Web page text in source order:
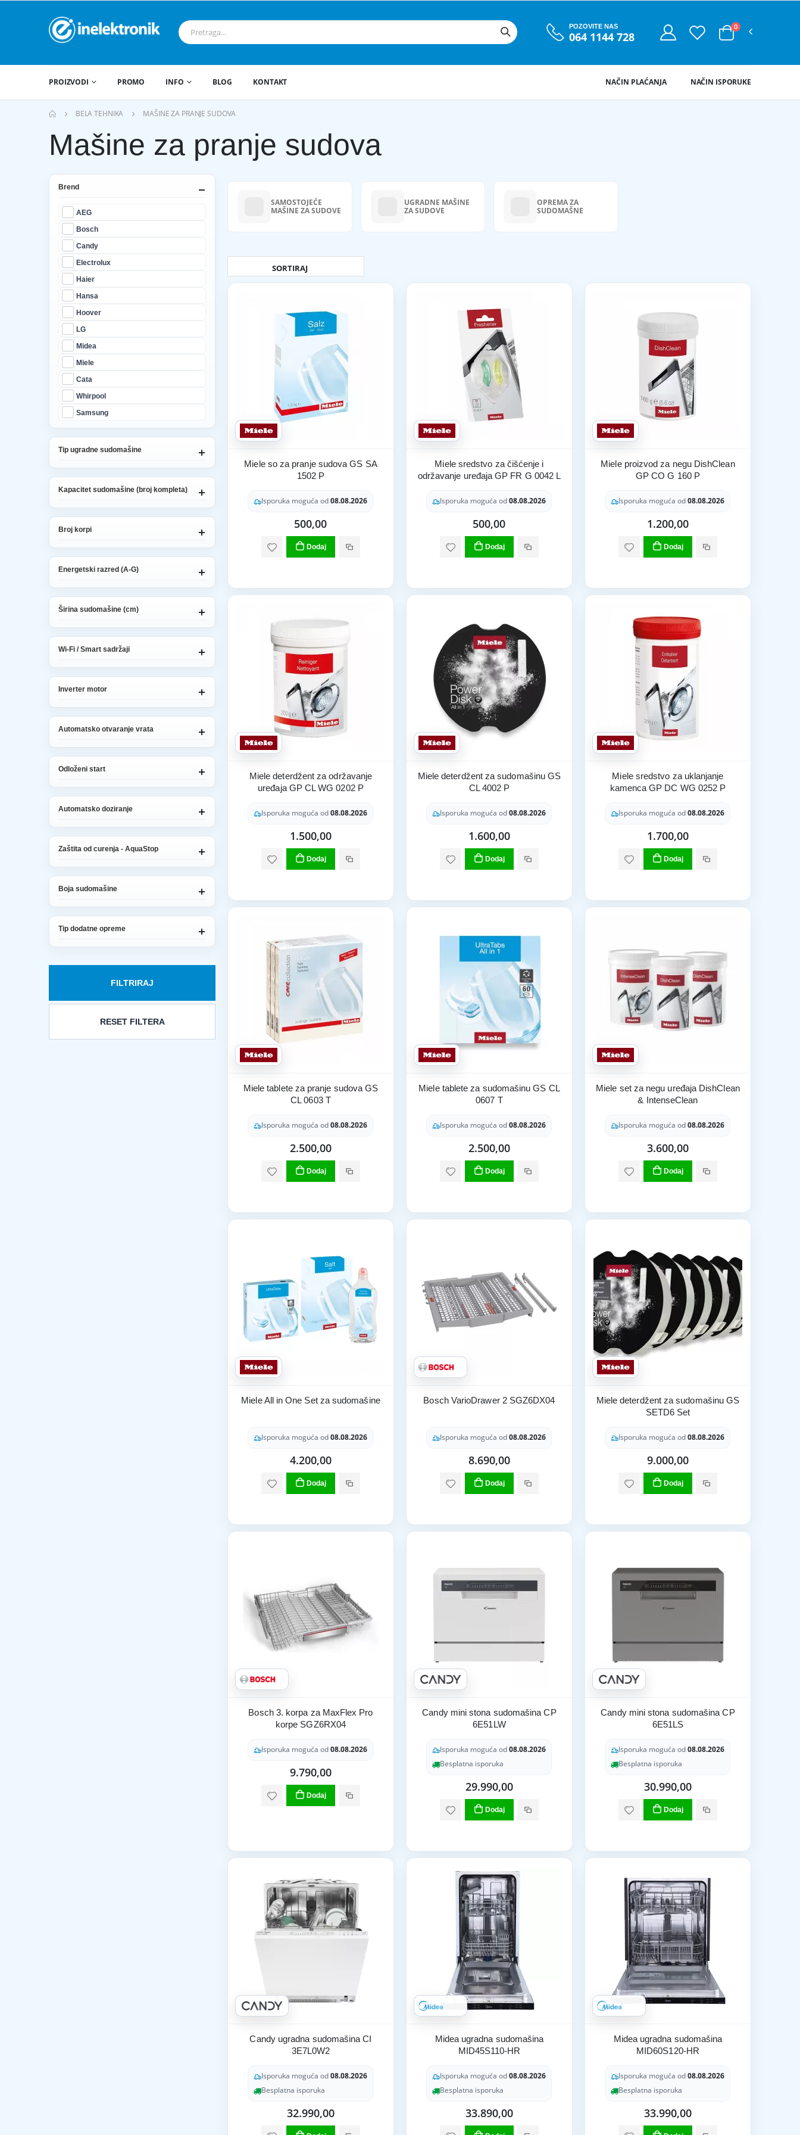
POZOVITE NAS
064 1144 728
0
PROIZVODI PROMO INFO BLOG KONTAKT NAČIN ISPORUKE
NAČIN PLAĆANJA
BELA TEHNIKA MAŠINE ZA PRANJE SUDOVA
Mašine za pranje sudova
SAMOSTOJEĆE
MAŠINE ZA SUDOVE
UGRADNE MAŠINE
ZA SUDOVE
OPREMA ZA
SUDOMAŠNE
Miele so za pranje sudova GS SA
1502 P
Isporuka moguća od08.08.2026
500,00
Dodaj
Miele sredstvo za čišćenje i
održavanje uređaja GP FR G 0042 L
Isporuka moguća od08.08.2026
500,00
Dodaj
Miele proizvod za negu DishClean
GP CO G 160 P
Isporuka moguća od08.08.2026
1.200,00
Dodaj
Miele deterdžent za održavanje
uređaja GP CL WG 0202 P
Isporuka moguća od08.08.2026
1.500,00
Dodaj
Miele deterdžent za sudomašinu GS
CL 4002 P
Isporuka moguća od08.08.2026
1.600,00
Dodaj
Miele sredstvo za uklanjanje
kamenca GP DC WG 0252 P
Isporuka moguća od08.08.2026
1.700,00
Dodaj
Miele tablete za pranje sudova GS
CL 0603 T
Isporuka moguća od08.08.2026
2.500,00
Dodaj
Miele tablete za sudomašinu GS CL
0607 T
Isporuka moguća od08.08.2026
2.500,00
Dodaj
Miele set za negu uređaja DishClean
& IntenseClean
Isporuka moguća od08.08.2026
3.600,00
Dodaj
Miele All in One Set za sudomašine
Isporuka moguća od08.08.2026
4.200,00
Dodaj
Bosch VarioDrawer 2 SGZ6DX04
Isporuka moguća od08.08.2026
8.690,00
Dodaj
Miele deterdžent za sudomašinu GS
SETD6 Set
Isporuka moguća od08.08.2026
9.000,00
Dodaj
Bosch 3. korpa za MaxFlex Pro
korpe SGZ6RX04
Isporuka moguća od08.08.2026
9.790,00
Dodaj
Candy mini stona sudomašina CP
6E51LW
Isporuka moguća od08.08.2026
Besplatna isporuka
29.990,00
Dodaj
Candy mini stona sudomašina CP
6E51LS
Isporuka moguća od08.08.2026
Besplatna isporuka
30.990,00
Dodaj
Candy ugradna sudomašina CI
3E7L0W2
Isporuka moguća od08.08.2026
Besplatna isporuka
32.990,00
Midea ugradna sudomašina
MID45S110-HR
Isporuka moguća od08.08.2026
Besplatna isporuka
33.890,00
Midea ugradna sudomašina
MID60S120-HR
Isporuka moguća od08.08.2026
Besplatna isporuka
33.990,00
Brend
AEG
Bosch
Candy
Electrolux
Haier
Hansa
Hoover
LG
Midea
Miele
Cata
Whirpool
Samsung
Tip ugradne sudomašine
Kapacitet sudomašine (broj kompleta)
Broj korpi
Energetski razred (A-G)
Širina sudomašine (cm)
Wi-Fi / Smart sadržaji
Inverter motor
Automatsko otvaranje vrata
Odloženi start
Automatsko doziranje
Zaštita od curenja - AquaStop
Boja sudomašine
Tip dodatne opreme
FILTRIRAJ
RESET FILTERA